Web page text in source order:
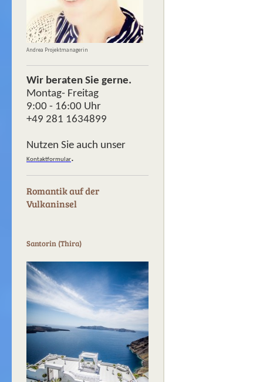
Andrea Projektmanagerin
Wir beraten Sie gerne.
Montag- Freitag
9:00 - 16:00 Uhr
+49 281 1634899
Nutzen Sie auch unser
Kontaktformular.
Romantik auf der
Vulkaninsel
Santorin (Thira)